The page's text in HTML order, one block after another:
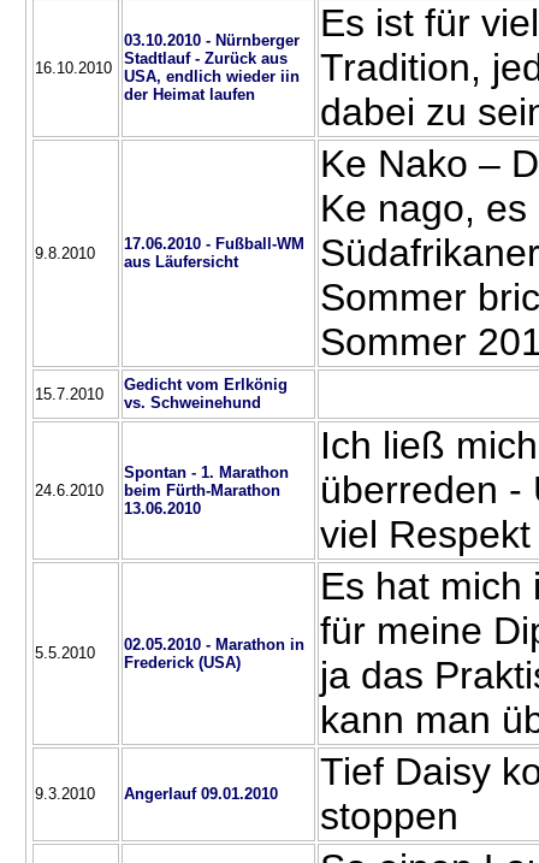
16.10.2010
03.10.2010 - Nürnberger
Stadtlauf - Zurück aus
USA, endlich wieder iin
der Heimat laufen
Es ist für
Tradition,
dabei zu
9.8.2010
17.06.2010 - Fußball-WM
aus Läufersicht
Ke Nako –
Ke nago,
Sommer
Sommer
15.7.2010
Gedicht vom Erlkönig
vs. Schweinehund
24.6.2010
Spontan - 1. Marathon
beim Fürth-Marathon
13.06.2010
Ich ließ
überreden -
viel
5.5.2010
02.05.2010 - Marathon in
Frederick (USA)
Es hat mich
für meine
ja das
kann man
9.3.2010 Angerlauf 09.01.2010
Tief Daisy
stoppen